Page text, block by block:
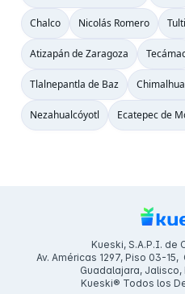
Chalco Nicolás Romero
Atizapán de Zaragoza
Tlalnepantla de Baz
Nezahualcóyotl Ecatepec de
Kueski, S.A.P.I. de
Av. Américas 1297, Piso 03-
Guadalajara,
Kueski® Todos los